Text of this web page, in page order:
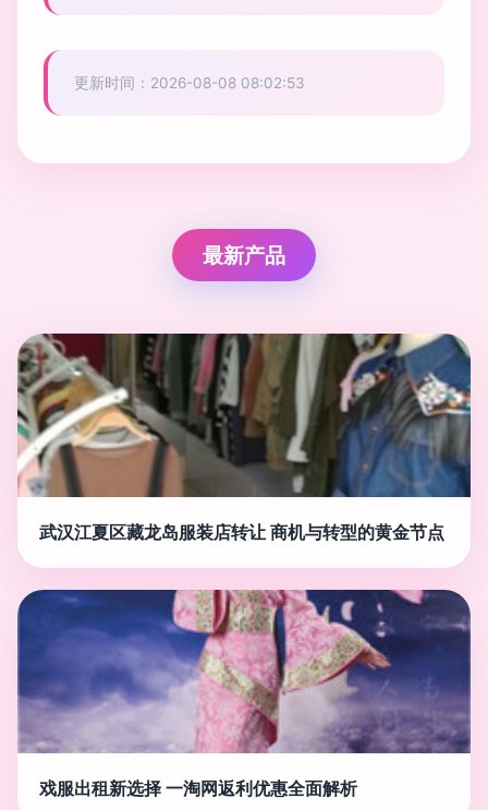
更新时间：2026-08-08 08:02:53
最新产品
武汉江夏区藏龙岛服装店转让 商机与转型的黄金节点
戏服出租新选择 一淘网返利优惠全面解析